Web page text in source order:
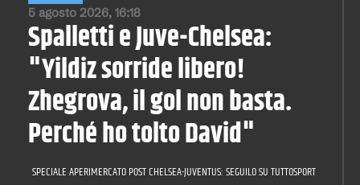
5 agosto 2026, 16:18
Spalletti e Juve-Chelsea:
"Yildiz sorride libero!
Zhegrova, il gol non basta.
Perché ho tolto David"
SPECIALE APERIMERCATO POST CHELSEA-JUVENTUS: SEGUILO SU TUTTOSPORT